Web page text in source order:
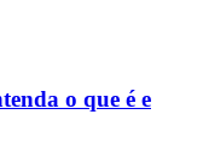
o que é e